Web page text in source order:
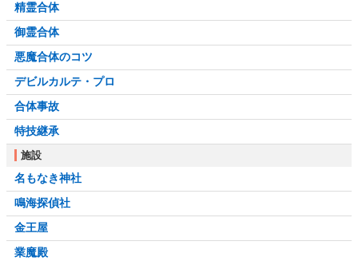
精霊合体
御霊合体
悪魔合体のコツ
デビルカルテ・プロ
合体事故
特技継承
施設
名もなき神社
鳴海探偵社
金王屋
業魔殿